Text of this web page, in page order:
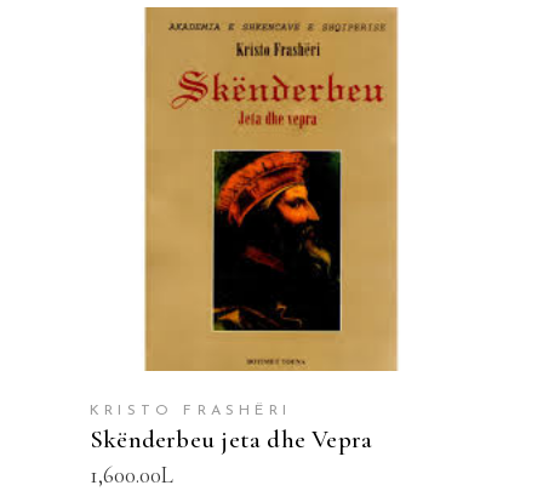
SHTOJE NË SHPORTË
KRISTO FRASHËRI
Skënderbeu jeta dhe Vepra
1,600.00L